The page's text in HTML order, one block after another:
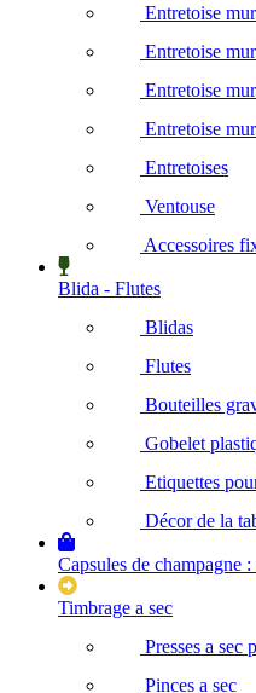
Entretoise
Entretoise
Entretoise
Entretoise
Entretoises
Ventouse
Accessoires
Blida - Flutes
Blidas
Flutes
Bouteilles
Gobelet
Etiquettes
Décor de la
Capsules de champagne
Timbrage a sec
Presses a sec
Pinces a sec